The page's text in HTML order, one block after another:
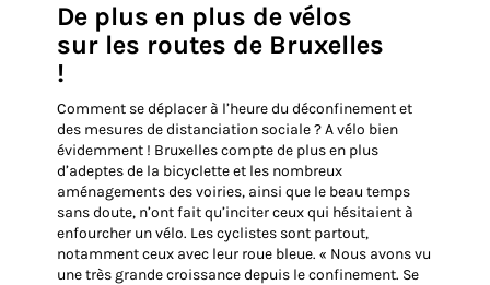
​De plus en plus de vélos
sur les routes de Bruxelles
!
Comment se déplacer à l’heure du déconfinement et
des mesures de distanciation sociale ? A vélo bien
évidemment ! Bruxelles compte de plus en plus
d’adeptes de la bicyclette et les nombreux
aménagements des voiries, ainsi que le beau temps
sans doute, n’ont fait qu’inciter ceux qui hésitaient à
enfourcher un vélo. Les cyclistes sont partout,
notamment ceux avec leur roue bleue. « Nous avons vu
une très grande croissance depuis le confinement. Se